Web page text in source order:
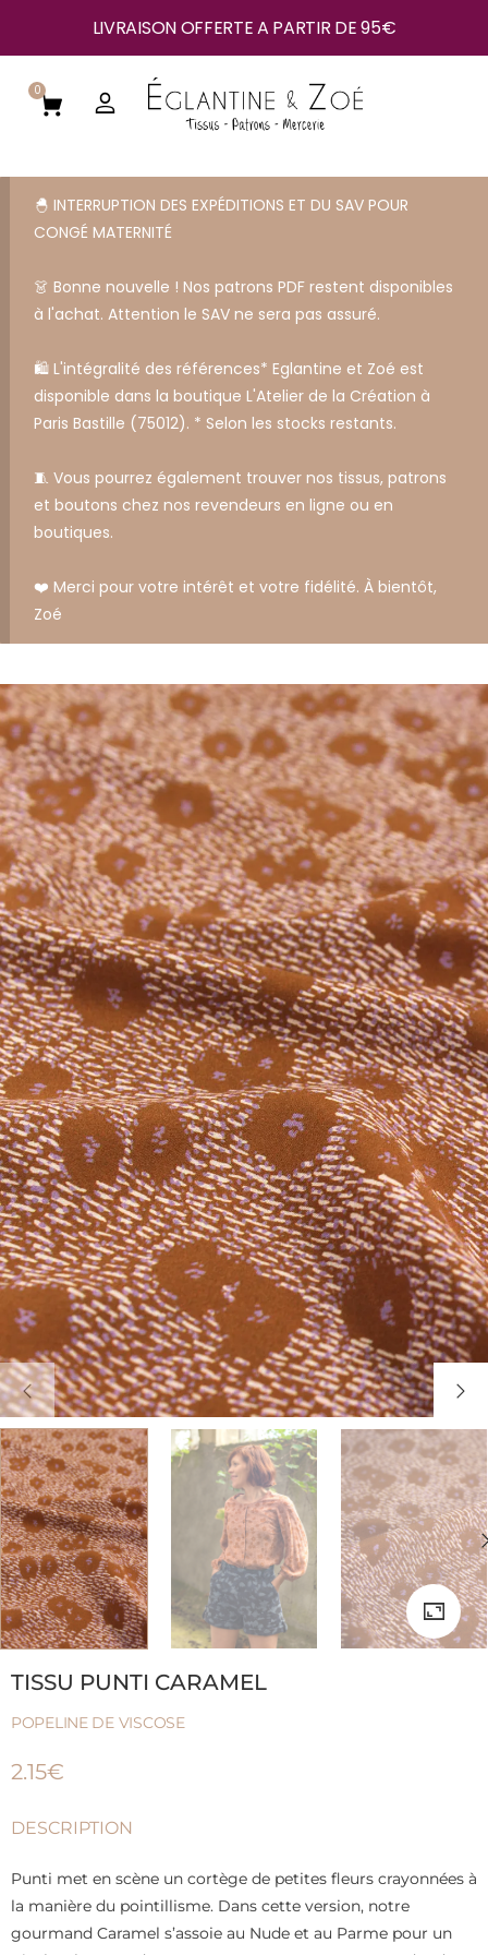
LIVRAISON OFFERTE A PARTIR DE 95€
0
🐣 INTERRUPTION DES EXPÉDITIONS ET DU SAV POUR
CONGÉ MATERNITÉ
👗 Bonne nouvelle ! Nos patrons PDF restent disponibles
à l'achat. Attention le SAV ne sera pas assuré.
🛍️ L'intégralité des références* Eglantine et Zoé est
disponible dans la boutique L'Atelier de la Création à
Paris Bastille (75012). * Selon les stocks restants.
🧵 Vous pourrez également trouver nos tissus, patrons
et boutons chez nos revendeurs en ligne ou en
boutiques.
❤️ Merci pour votre intérêt et votre fidélité. À bientôt,
Zoé
TISSU PUNTI CARAMEL
POPELINE DE VISCOSE
2.15€
DESCRIPTION
Punti met en scène un cortège de petites fleurs crayonnées à
la manière du pointillisme. Dans cette version, notre
gourmand Caramel s’assoie au Nude et au Parme pour un